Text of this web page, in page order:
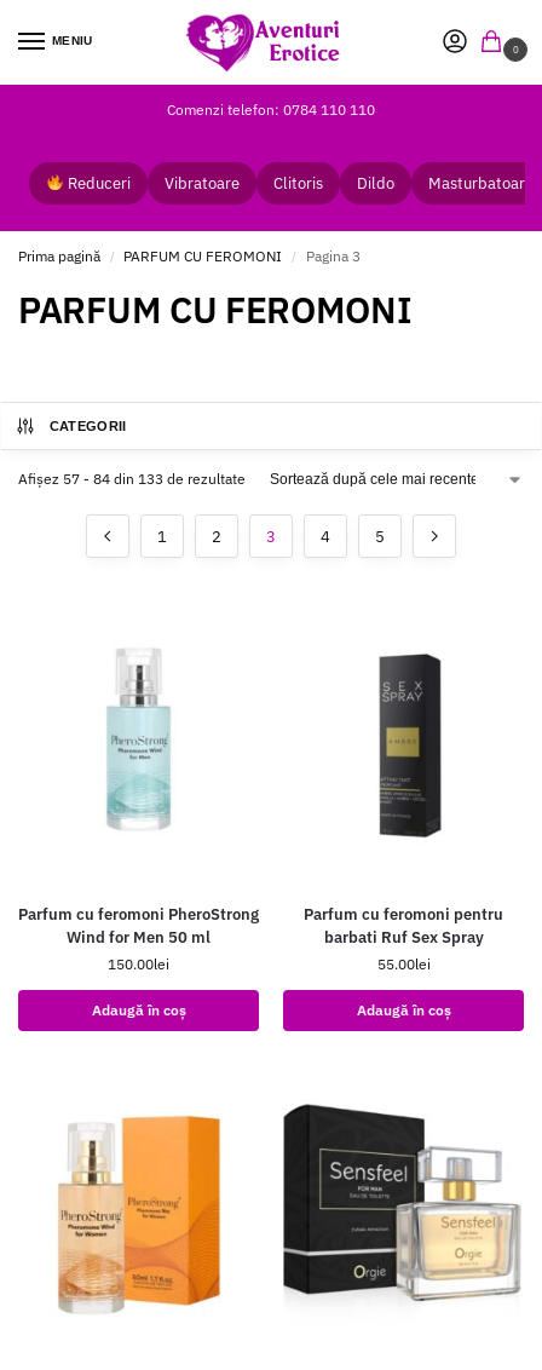
MENIU
0
Comenzi telefon: 0784 110 110
Reduceri Vibratoare Clitoris Dildo Masturbatoare
Prima pagină / PARFUM CU FEROMONI / Pagina 3
PARFUM CU FEROMONI
CATEGORII
Afișez 57 - 84 din 133 de rezultate
1 2 3 4 5
Parfum cu feromoni PheroStrong
Wind for Men 50 ml
150.00lei
Adaugă în coș
Parfum cu feromoni pentru
barbati Ruf Sex Spray
55.00lei
Adaugă în coș